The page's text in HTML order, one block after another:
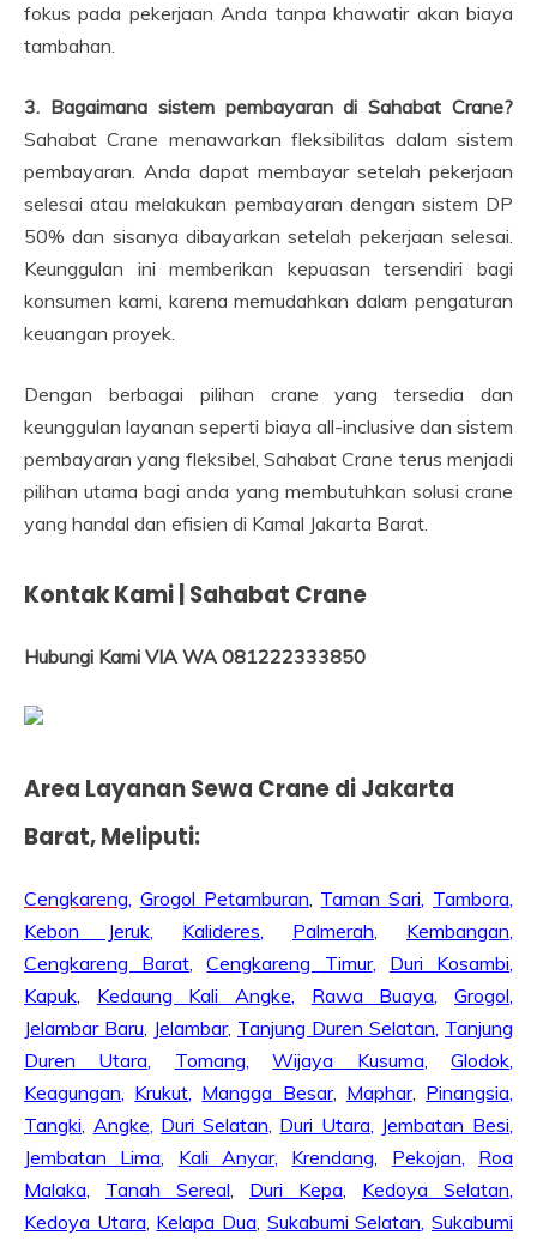
fokus pada pekerjaan Anda tanpa khawatir akan biaya
tambahan.
3. Bagaimana sistem pembayaran di Sahabat Crane?
Sahabat Crane menawarkan fleksibilitas dalam sistem
pembayaran. Anda dapat membayar setelah pekerjaan
selesai atau melakukan pembayaran dengan sistem DP
50% dan sisanya dibayarkan setelah pekerjaan selesai.
Keunggulan ini memberikan kepuasan tersendiri bagi
konsumen kami, karena memudahkan dalam pengaturan
keuangan proyek.
Dengan berbagai pilihan crane yang tersedia dan
keunggulan layanan seperti biaya all-inclusive dan sistem
pembayaran yang fleksibel, Sahabat Crane terus menjadi
pilihan utama bagi anda yang membutuhkan solusi crane
yang handal dan efisien di Kamal Jakarta Barat.
Kontak Kami | Sahabat Crane
Hubungi Kami VIA WA 081222333850
Area Layanan Sewa Crane di Jakarta
Barat, Meliputi:
Cengkareng, Grogol Petamburan, Taman Sari, Tambora,
Kebon Jeruk, Kalideres, Palmerah, Kembangan,
Cengkareng Barat,Cengkareng Timur, Duri Kosambi,
Kapuk, Kedaung Kali Angke, Rawa Buaya,Grogol,
Jelambar Baru, Jelambar, Tanjung Duren Selatan, Tanjung
Duren Utara, Tomang,Wijaya Kusuma,Glodok,
Keagungan, Krukut, Mangga Besar, Maphar, Pinangsia,
Tangki, Angke, Duri Selatan, Duri Utara, Jembatan Besi,
Jembatan Lima, Kali Anyar, Krendang, Pekojan, Roa
Malaka, Tanah Sereal, Duri Kepa, Kedoya Selatan,
Kedoya Utara, Kelapa Dua, Sukabumi Selatan,Sukabumi